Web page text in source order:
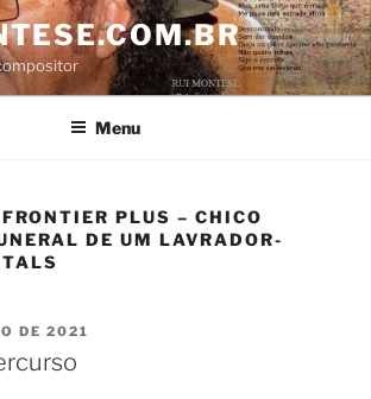
Menu
PLUS – CHICO
DE UM LAVRADOR-
DE 2021